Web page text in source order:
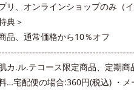
リ、オンラインショップのみ（
典＞
品、通常価格から10％オフ
カ.ル.テコース限定商品、定期商
…宅配便の場合:360円(税込) ・